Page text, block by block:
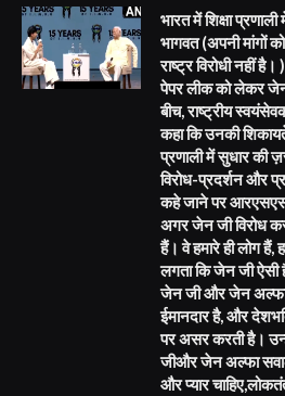
भारत में शिक्षा
भागवत (अपनी मांगों
राष्ट्र विरोधी नहीं
पेपर लीक को लेकर जेन
बीच, राष्ट्रीय
कहा कि उनकी
प्रणाली में सुधार की
विरोध-प्रदर्शन और
कहे जाने पर आरएसएस
अगर जेन जी विरोध कर
हैं। वे हमारे ही लोग हैं,
लगता कि जेन जी ऐसी
जेन जी और जेन अल्फा-
ईमानदार है, और
पर असर करती है।
जीऔर जेन अल्फा
और प्यार